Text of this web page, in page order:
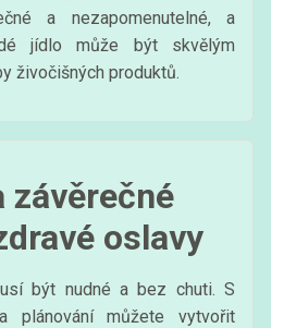
a nezapomenutelné, a
jídlo může být skvělým
živočišných produktů.
závěrečné
oslavy
být nudné a bez chuti. S
plánování můžete vytvořit